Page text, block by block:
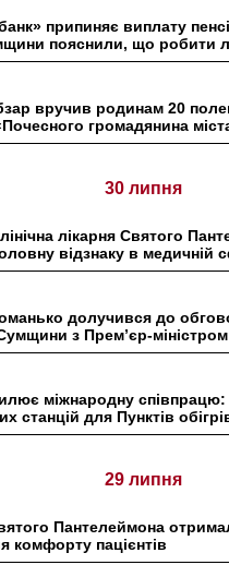
припиняє виплату
пояснили, що робити
вручив родинам 20
громадянина
30 липня
лікарня Святого
відзнаку в медичній
долучився до
Сумщини з Прем’єр-міністром
міжнародну
станцій для Пунктів
29 липня
Пантелеймона
комфорту пацієнтів